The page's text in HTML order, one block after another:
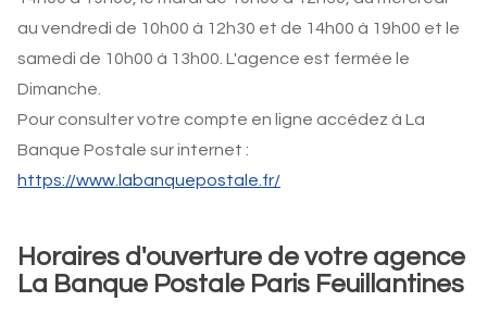
au vendredi de 10h00 à 12h30 et de 14h00 à 19h00 et le
samedi de 10h00 à 13h00. L'agence est fermée le
Dimanche.
Pour consulter votre compte en ligne accédez à La
Banque Postale sur internet :
https://www.labanquepostale.fr/
Horaires d'ouverture de votre agence
La Banque Postale Paris Feuillantines